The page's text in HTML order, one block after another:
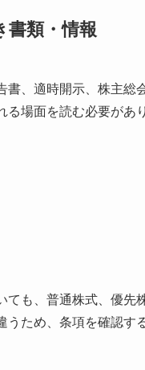
書類・情報
書、適時開示、株主総
る場面を読む必要があ
ても、普通株式、優先
うため、条項を確認す